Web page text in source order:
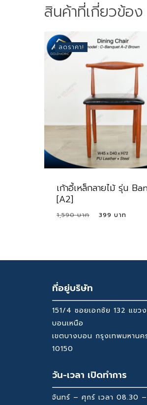
สินค้าที่เกี่ยวข้อง
ลดราคา!
เก้าอี้เหล็กลายไม้ รุ่น
[A2]
1,590
Original
399
ที่อยู่บริษัท
151/4 ซอยเอกชัย 132 แขว
บอนเหนือ
เขตบางบอน กรุงเทพมหานค
10150
วัน-เวลา เปิดทำการ
จันทร์ – ศุกร์ เวลา 08.30